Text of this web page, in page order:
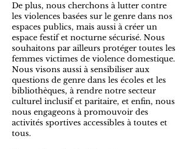
De plus, nous cherchons à lutter contre
les violences basées sur le genre dans nos
espaces publics, mais aussi à créer un
espace festif et nocturne sécurisé. Nous
souhaitons par ailleurs protéger toutes les
femmes victimes de violence domestique.
Nous visons aussi à sensibiliser aux
questions de genre dans les écoles et les
bibliothèques, à rendre notre secteur
culturel inclusif et paritaire, et enfin, nous
nous engageons à promouvoir des
activités sportives accessibles à toutes et
tous.